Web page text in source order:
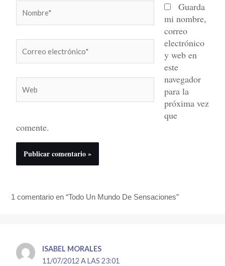
electrónico*
Guarda
mi nombre,
correo
electrónico
y web en
este
navegador
para la
próxima vez
que
comente.
1 comentario en “Todo Un Mundo De Sensaciones”
ISABEL MORALES
11/07/2012 A LAS 23:01